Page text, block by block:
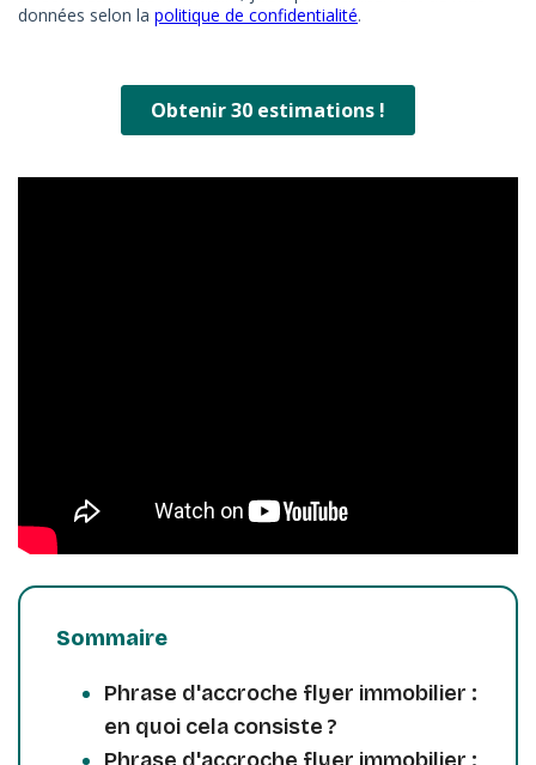
Sommaire
Phrase d'accroche flyer immobilier :
en quoi cela consiste ?